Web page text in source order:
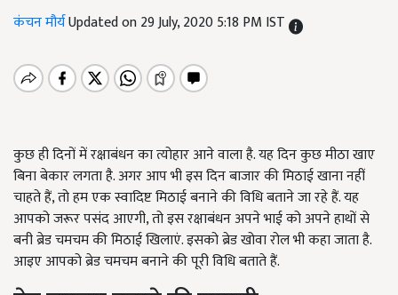
कंचन मौर्यUpdated on 29 July, 2020 5:18 PM IST
कुछ ही दिनों में रक्षाबंधन का त्योहार आने वाला है. यह दिन कुछ मीठा खाए
बिना बेकार लगता है. अगर आप भी इस दिन बाजार की मिठाई खाना नहीं
चाहते हैं, तो हम एक स्वादिष्ट मिठाई बनाने की विधि बताने जा रहे हैं. यह
आपको जरूर पसंद आएगी, तो इस रक्षाबंधन अपने भाई को अपने हाथों से
बनी ब्रेड चमचम की मिठाई खिलाएं. इसको ब्रेड खोवा रोल भी कहा जाता है.
आइए आपको ब्रेड चमचम बनाने की पूरी विधि बताते हैं.